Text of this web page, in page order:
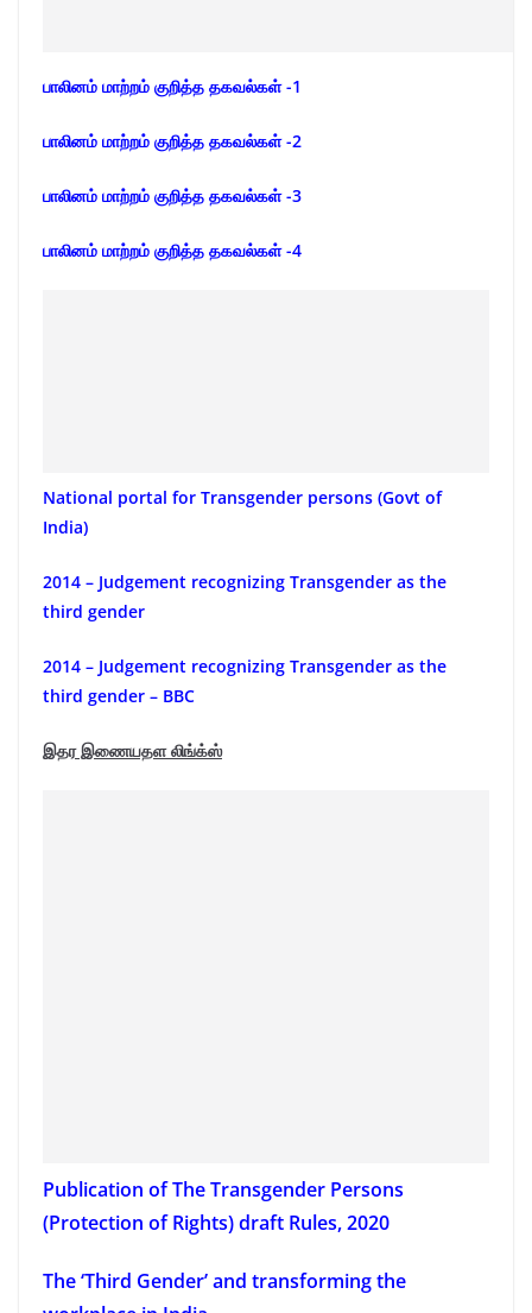
பாலினம் மாற்றம் குறித்த தகவல்கள் -1
பாலினம் மாற்றம் குறித்த தகவல்கள் -2
பாலினம் மாற்றம் குறித்த தகவல்கள் -3
பாலினம் மாற்றம் குறித்த தகவல்கள் -4
National portal for Transgender persons (Govt of
India)
2014 – Judgement recognizing Transgender as the
third gender
2014 – Judgement recognizing Transgender as the
third gender – BBC
இதர இணையதள லிங்க்ஸ்
Publication of The Transgender Persons
(Protection of Rights) draft Rules, 2020
The ‘Third Gender’ and transforming the